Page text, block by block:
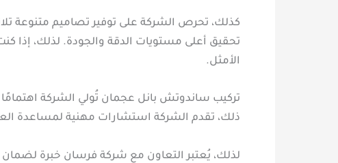
كذلك، تحرص الشركة على توفير تصاميم متنوعة
تحقيق أعلى مستويات الدقة والجودة. لذلك، إذا
الأمثل.
تركيب ساندوتش بانل عجمان تُولي الشركة
ذلك، تقدم الشركة استشارات مهنية لمساعدة
لذلك، يُعتبر التعاون مع شركة فرسان خبرة